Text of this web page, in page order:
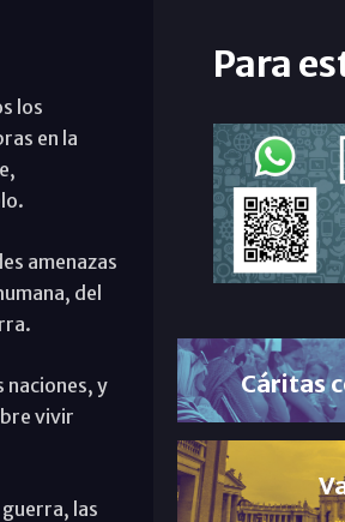
los
en la
amenazas
del
naciones, y
vivir
las
Para
Cáritas